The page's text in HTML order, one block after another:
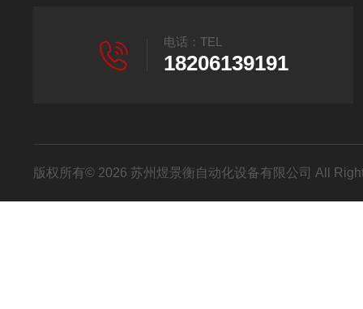
电话：TEL
18206139191
版权所有© 2026 苏州煜景衡自动化设备有限公司 All